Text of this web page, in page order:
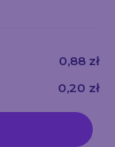
0,88 zł
0,20 zł